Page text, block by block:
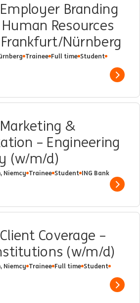
Branding
Resources
Nürnberg
Trainee Full time Student
Show
&
– Engineering
(w/m/d)
Niemcy Trainee Student ING Bank
Show
Coverage –
(w/m/d)
Niemcy Trainee Full time Student
Show